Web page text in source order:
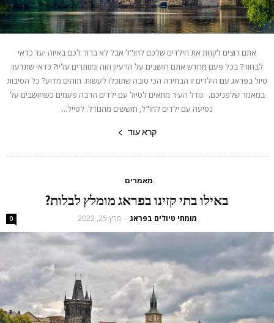
אתם רוצים לקחת את הילדים שלכם לחו"ל אבל לא ברור לכם באיזה יעד כדאי
לבחור? בכל פעם מחדש אתם חושבים על הרעיון הזה ומוותרים עליו? כדאי שתדעו:
טיול בפראג עם הילדים זו הבחירה הכי טובה שתוכלו לעשות. תוהים מדוע? כל הסיבות
במאמר שלפניכם. גודל העיר מתאים לטיול עם ילדים הרבה פעמים כשחושבים על
נסיעה עם ילדים לחו"ל, חוששים מהגודל. לטייל...
קרא עוד
מאמרים
באילו בתי קזינו בפראג מומלץ לבלות?
מומחי טיולים בפראג - מרץ 25, 2022 0